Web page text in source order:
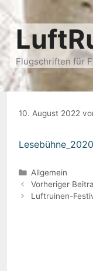
Inhalt
springen
Flugschriften für
10. August 2022
Kategorien
Allgemein
Beitrags-
Navigation
Vorheriger
Luftruinen-